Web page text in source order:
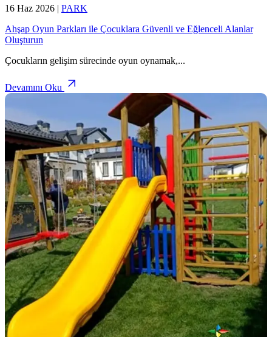
16 Haz 2026 | PARK
Ahşap Oyun Parkları ile Çocuklara Güvenli ve Eğlenceli Alanlar
Oluşturun
Çocukların gelişim sürecinde oyun oynamak,...
Devamını Oku